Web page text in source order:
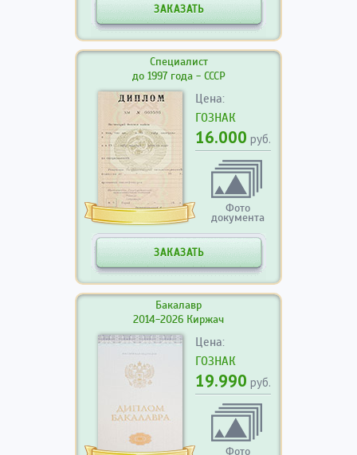
ЗАКАЗАТЬ
Специалист
до 1997 года - СССР
Цена:
ГОЗНАК
16.000 руб.
Фото
документа
ЗАКАЗАТЬ
Бакалавр
2014-2026 Киржач
Цена:
ГОЗНАК
19.990 руб.
Фото